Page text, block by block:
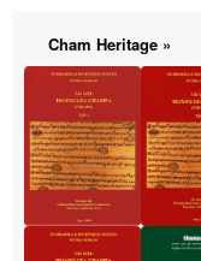
Cham Heritage »